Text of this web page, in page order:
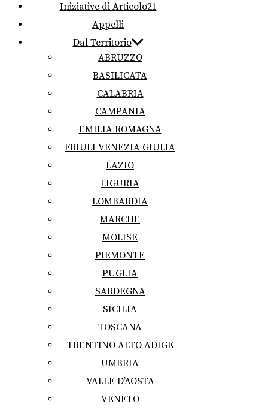
Iniziative di Articolo21
Appelli
Dal Territorio
ABRUZZO
BASILICATA
CALABRIA
CAMPANIA
EMILIA ROMAGNA
FRIULI VENEZIA GIULIA
LAZIO
LIGURIA
LOMBARDIA
MARCHE
MOLISE
PIEMONTE
PUGLIA
SARDEGNA
SICILIA
TOSCANA
TRENTINO ALTO ADIGE
UMBRIA
VALLE D’AOSTA
VENETO